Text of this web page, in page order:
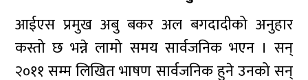
आईएस प्रमुख अबु बकर अल बगदादीको अनुहार
कस्तो छ भन्ने लामो समय सार्वजनिक भएन । सन्
२०११ सम्म लिखित भाषण सार्वजनिक हुने उनको सन्